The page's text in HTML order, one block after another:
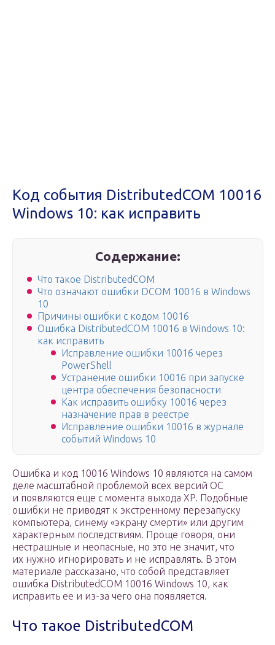
Код события DistributedCOM 10016
Windows 10: как исправить
Содержание:
Что такое DistributedCOM
Что означают ошибки DCOM 10016 в Windows
10
Причины ошибки с кодом 10016
Ошибка DistributedCOM 10016 в Windows 10:
как исправить
Исправление ошибки 10016 через
PowerShell
Устранение ошибки 10016 при запуске
центра обеспечения безопасности
Как исправить ошибку 10016 через
назначение прав в реестре
Исправление ошибки 10016 в журнале
событий Windows 10
Ошибка и код 10016 Windows 10 являются на самом
деле масштабной проблемой всех версий ОС
и появляются еще с момента выхода ХP. Подобные
ошибки не приводят к экстренному перезапуску
компьютера, синему «экрану смерти» или другим
характерным последствиям. Проще говоря, они
нестрашные и неопасные, но это не значит, что
их нужно игнорировать и не исправлять. В этом
материале рассказано, что собой представляет
ошибка DistributedCOM 10016 Windows 10, как
исправить ее и из-за чего она появляется.
Что такое DistributedCOM